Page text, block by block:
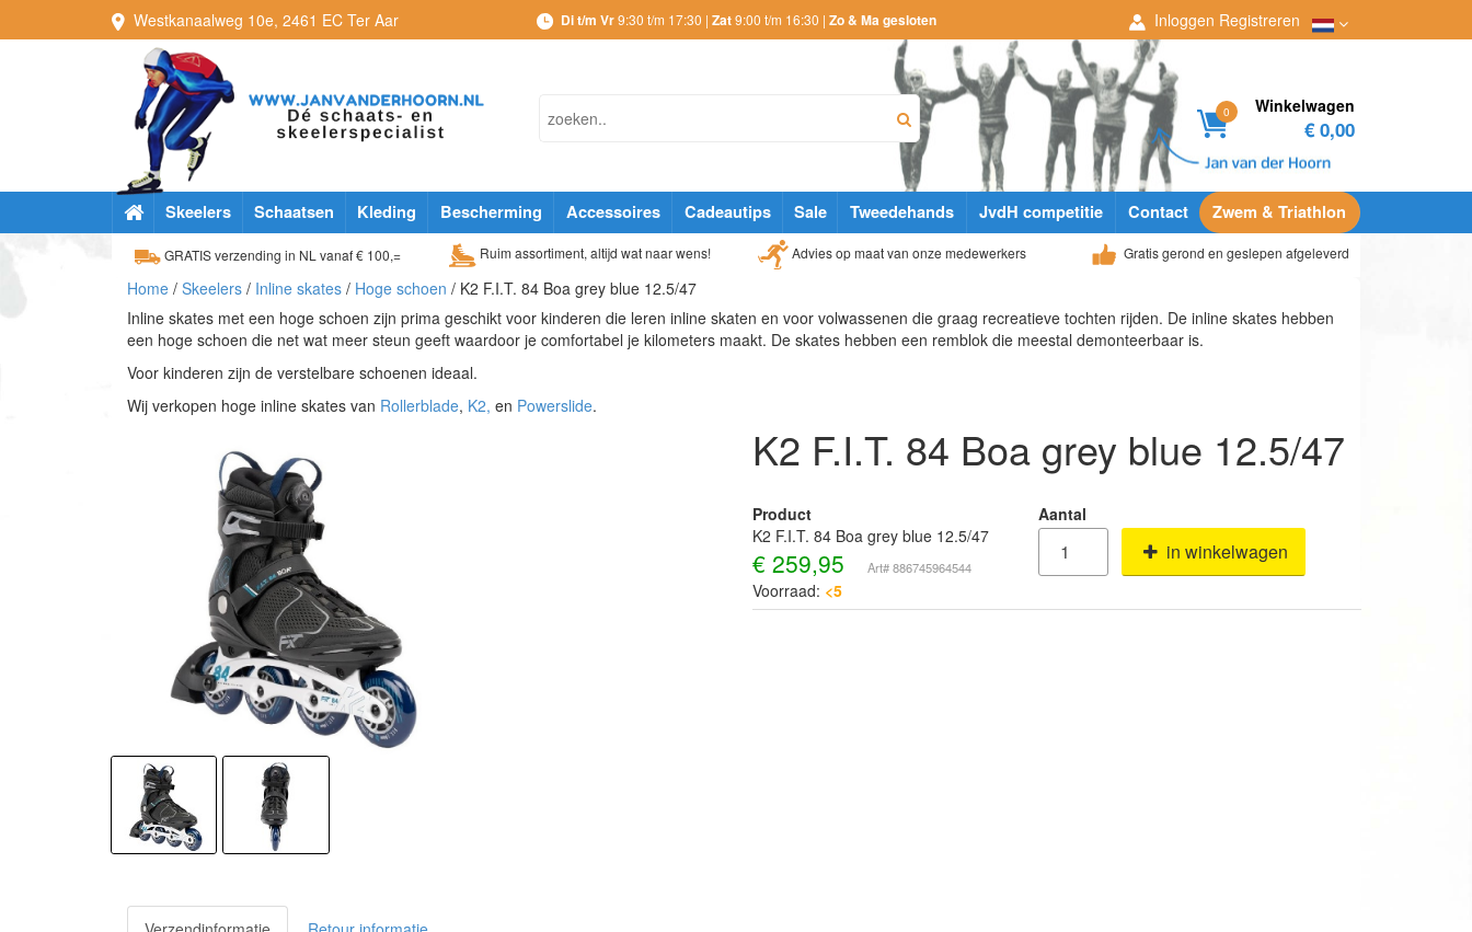
Westkanaalweg 10e, 2461 EC Ter Aar Di t/m Vr9:30 t/m 17:30 | Zat9:00 t/m 16:30 | Zo & Ma gesloten Inloggen Registreren
0 Winkelwagen
€ 0,00
Skeelers Schaatsen Kleding Bescherming Accessoires Cadeautips Sale Tweedehands JvdH competitie Contact Zwem & Triathlon
GRATIS verzending in NL vanaf € 100,= Ruim assortiment, altijd wat naar wens! Advies op maat van onze medewerkers Gratis gerond en geslepen afgeleverd
Home / Skeelers / Inline skates / Hoge schoen / K2 F.I.T. 84 Boa grey blue 12.5/47
Inline skates met een hoge schoen zijn prima geschikt voor kinderen die leren inline skaten en voor volwassenen die graag recreatieve tochten rijden. De inline skates hebben
een hoge schoen die net wat meer steun geeft waardoor je comfortabel je kilometers maakt. De skates hebben een remblok die meestal demonteerbaar is.
Voor kinderen zijn de verstelbare schoenen ideaal.
Wij verkopen hoge inline skates van Rollerblade, K2, en Powerslide.
K2 F.I.T. 84 Boa grey blue 12.5/47
Product
Aantal
K2 F.I.T. 84 Boa grey blue 12.5/47
€ 259,95 Art# 886745964544
in winkelwagen
Voorraad: <5